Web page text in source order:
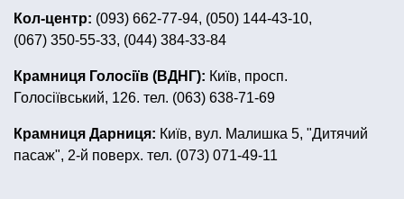
мексиканський капелюх
ручки сувенірні
день народження в стилі міккі маус
купити ковбойський костюм костюми на весілля
настільні ігри київ день святого патрика львів
все для сервіровки столу
новорічна сервіровка столу
Кол-центр: (093) 662-77-94, (050) 144-43-10,
(067) 350-55-33, (044) 384-33-84
Крамниця Голосіїв (ВДНГ): Київ, просп.
Голосіївський, 126. тел. (063) 638-71-69
Крамниця Дарниця: Київ, вул. Малишка 5, "Дитячий
пасаж", 2-й поверх. тел. (073) 071-49-11